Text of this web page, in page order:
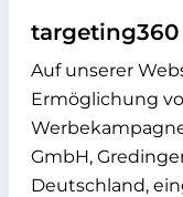
targeting360
Auf unserer
Ermöglichung
GmbH,
Deutschland,